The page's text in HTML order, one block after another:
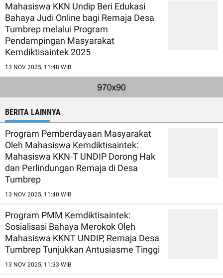
Mahasiswa KKN Undip Beri Edukasi
Bahaya Judi Online bagi Remaja Desa
Tumbrep melalui Program
Pendampingan Masyarakat
Kemdiktisaintek 2025
13 NOV 2025, 11:48 WIB
BERITA LAINNYA
Program Pemberdayaan Masyarakat
Oleh Mahasiswa Kemdiktisaintek:
Mahasiswa KKN-T UNDIP Dorong Hak
dan Perlindungan Remaja di Desa
Tumbrep
13 NOV 2025, 11:40 WIB
Program PMM Kemdiktisaintek:
Sosialisasi Bahaya Merokok Oleh
Mahasiswa KKNT UNDIP, Remaja Desa
Tumbrep Tunjukkan Antusiasme Tinggi
13 NOV 2025, 11:33 WIB